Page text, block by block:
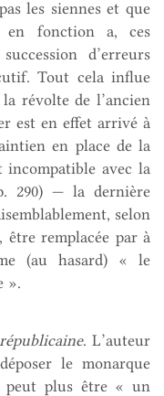
les siennes et que
en fonction a, ces
d’erreurs
Tout cela influe
révolte de l’ancien
est en effet arrivé à
en place de la
avec la
290) — la dernière
selon
remplacée par à
(au hasard) « le
».
. L’auteur
le monarque
peut plus être « un